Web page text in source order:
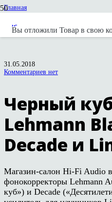
Вы отложили Товар в свою
Главная
Lehmann Audio
Черный куб: обзор Lehmann Black
31.05.2018
Комментариев нет
Черный
Lehmann
Decade и
Магазин-салон Hi-Fi Audio
фонокорректоры Lehmann
куб») и Decade